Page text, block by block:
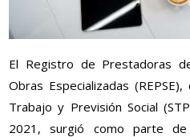
El Registro de Prestadoras
Obras Especializadas
Trabajo y Previsión Social
2021, surgió como parte